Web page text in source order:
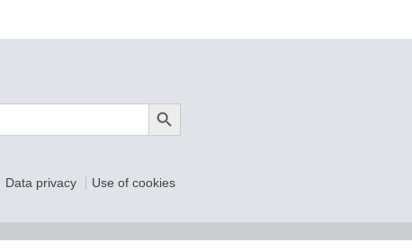
Search Button
Data privacy Use of cookies